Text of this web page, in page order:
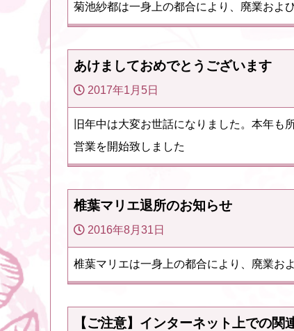
菊池紗都は一身上の都合により、廃業およ
あけましておめでとうございます
2017年1月5日
旧年中は大変お世話になりました。本年
営業を開始致しました
椎葉マリエ退所のお知らせ
2016年8月31日
椎葉マリエは一身上の都合により、廃業お
【ご注意】インターネット上での関